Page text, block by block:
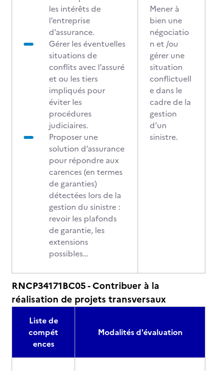
les intérêts de
l’entreprise
d’assurance.
Gérer les éventuelles
situations de
conflits avec l’assuré
et ou les tiers
impliqués pour
éviter les
procédures
judiciaires.
Proposer une
solution d’assurance
pour répondre aux
carences (en termes
de garanties)
détectées lors de la
gestion du sinistre :
revoir les plafonds
de garantie, les
extensions
possibles…
Mener à
bien une
négociatio
n et /ou
gérer une
situation
conflictuell
e dans le
cadre de la
gestion
d’un
sinistre.
RNCP34171BC05 - Contribuer à la
réalisation de projets transversaux
Liste de
compét
ences
Modalités d'évaluation